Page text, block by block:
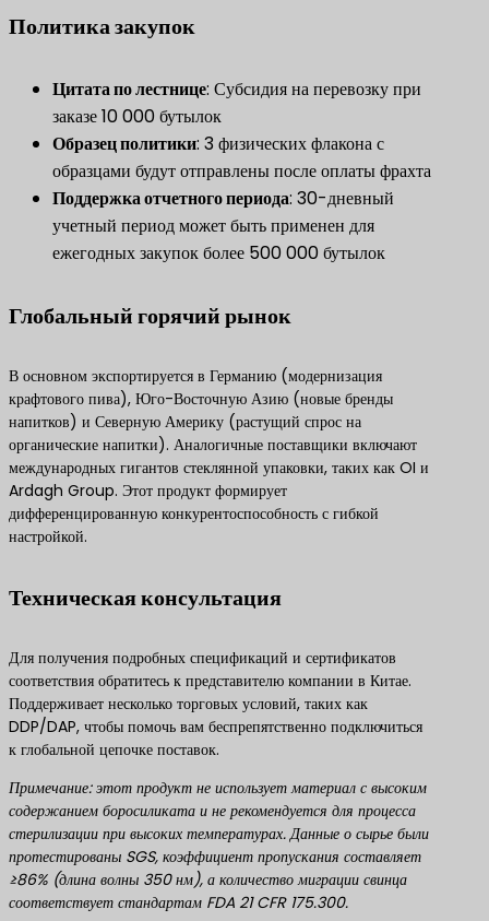
Политика закупок
​Цитата по лестнице​​: Субсидия на перевозку при
заказе 10 000 бутылок
​Образец политики​​: 3 физических флакона с
образцами будут отправлены после оплаты фрахта
​Поддержка отчетного периода​​: 30-дневный
учетный период может быть применен для
ежегодных закупок более 500 000 бутылок
Глобальный горячий рынок
В основном экспортируется в Германию (модернизация
крафтового пива), Юго-Восточную Азию (новые бренды
напитков) и Северную Америку (растущий спрос на
органические напитки). Аналогичные поставщики включают
международных гигантов стеклянной упаковки, таких как OI и
Ardagh Group. Этот продукт формирует
дифференцированную конкурентоспособность с гибкой
настройкой.
Техническая консультация
Для получения подробных спецификаций и сертификатов
соответствия обратитесь к представителю компании в Китае.
Поддерживает несколько торговых условий, таких как
DDP/DAP, чтобы помочь вам беспрепятственно подключиться
к глобальной цепочке поставок.
Примечание: этот продукт не использует материал с высоким
содержанием боросиликата и не рекомендуется для процесса
стерилизации при высоких температурах. Данные о сырье были
протестированы SGS, коэффициент пропускания составляет
≥86% (длина волны 350 нм), а количество миграции свинца
соответствует стандартам FDA 21 CFR 175.300.